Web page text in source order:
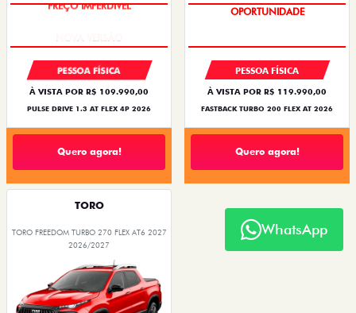
PREÇO IMPERDÍVEL
PESSOA FÍSICA
À VISTA POR R$ 109.990,00
PULSE DRIVE 1.3 AT FLEX 4P 2026
Quero agora!
OPORTUNIDADE
PESSOA FÍSICA
À VISTA POR R$ 119.990,00
FASTBACK TURBO 200 FLEX AT 2026
Quero agora!
TORO
TORO FREEDOM TURBO 270 FLEX AT6 2027
2026/2027
WhatsApp